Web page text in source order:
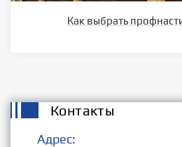
Как выбрать
Контакты
Адрес: